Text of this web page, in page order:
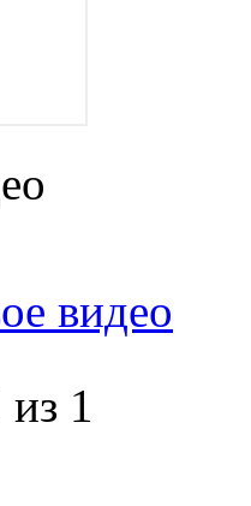
видео
из 1